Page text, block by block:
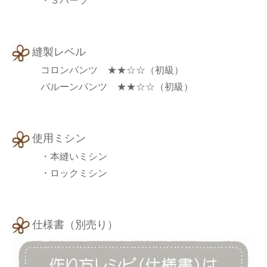
縫製レベル
コロンパンツ ★★☆☆（初級）
バルーンパンツ ★★☆☆（初級）
使用ミシン
・本縫いミシン
・ロックミシン
仕様書（別売り）